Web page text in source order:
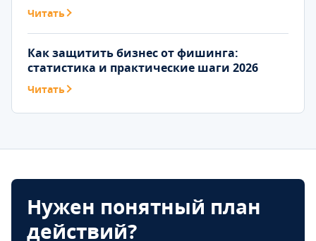
Читать
Как защитить бизнес от фишинга:
статистика и практические шаги 2026
Читать
Нужен понятный план
действий?